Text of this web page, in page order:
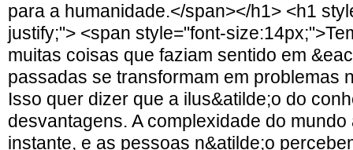
para a humanidade.</span></h1> <h1
justify;"> <span style="font-
muitas coisas que faziam sentido em
passadas se transformam em problemas
Isso quer dizer que a ilus&atilde;o do
desvantagens. A complexidade do
instante, e as pessoas n&atilde;o